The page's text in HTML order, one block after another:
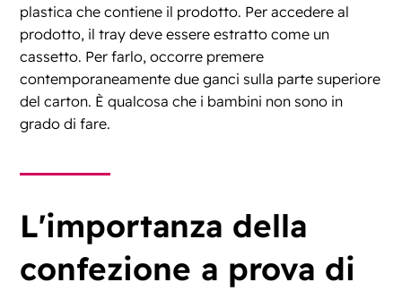
plastica che contiene il prodotto. Per accedere al
prodotto, il tray deve essere estratto come un
cassetto. Per farlo, occorre premere
contemporaneamente due ganci sulla parte superiore
del carton. È qualcosa che i bambini non sono in
grado di fare.
L'importanza della
confezione a prova di